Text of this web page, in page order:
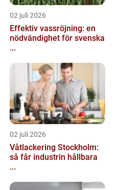
02 juli 2026
Effektiv vassröjning: en
nödvändighet för svenska
...
02 juli 2026
Våtlackering Stockholm:
så får industrin hållbara
...